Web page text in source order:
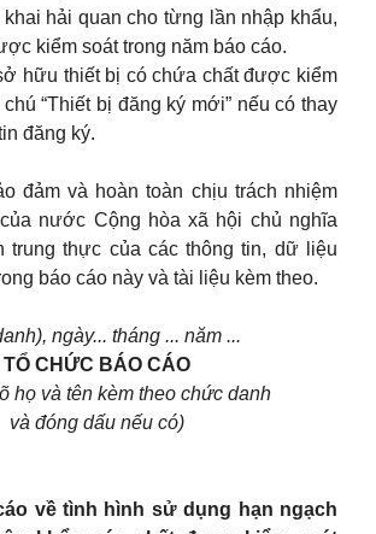
hải quan cho từng lần nhập khẩu,
kiểm soát trong năm báo cáo.
hữu thiết bị có chứa chất được kiểm
“Thiết bị đăng ký mới” nếu có thay
đăng ký.
đảm và hoàn toàn chịu trách nhiệm
nước Cộng hòa xã hội chủ nghĩa
trung thực của các thông tin, dữ liệu
báo cáo này và tài liệu kèm theo.
ngày... tháng ... năm ...
TỔ CHỨC BÁO CÁO
họ và tên kèm theo chức danh
và đóng dấu nếu có)
về tình hình sử dụng hạn ngạch